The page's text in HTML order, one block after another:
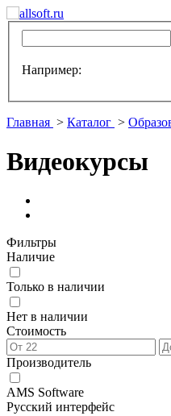
Например:
Главная > Каталог >
Видеокурсы
Фильтры
Наличие
Только в наличии
Нет в наличии
Стоимость
Производитель
AMS Software
Русский интерфейс